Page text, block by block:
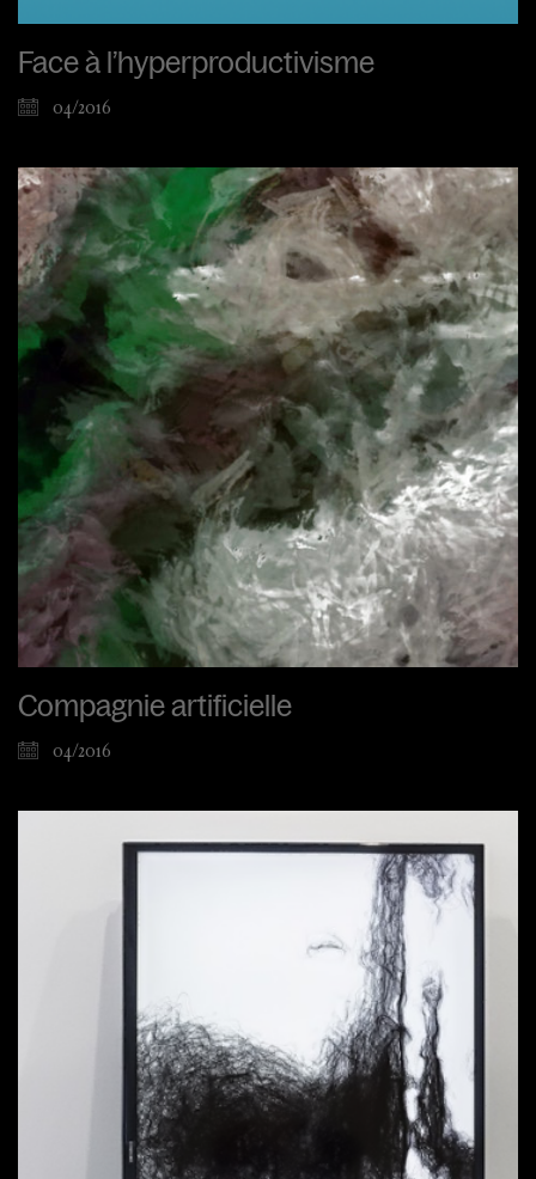
Face à l’hyperproductivisme
04/2016
Compagnie artificielle
04/2016